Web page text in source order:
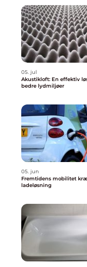
05. jul
Akustikloft: En effektiv
bedre lydmiljøer
05. jun
Fremtidens mobilitet
ladeløsning